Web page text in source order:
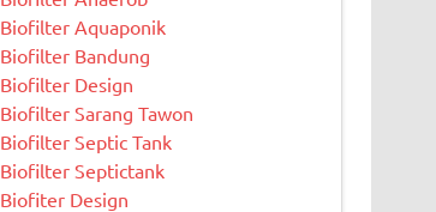
Biofilter Aquaponik
Biofilter Bandung
Biofilter Design
Biofilter Sarang Tawon
Biofilter Septic Tank
Biofilter Septictank
Biofiter Design